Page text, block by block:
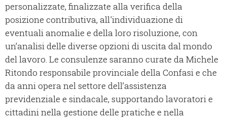
personalizzate, finalizzate alla verifica della
posizione contributiva, all'individuazione di
eventuali anomalie e della loro risoluzione, con
un’analisi delle diverse opzioni di uscita dal mondo
del lavoro. Le consulenze saranno curate da Michele
Ritondo responsabile provinciale della Confasi e che
da anni opera nel settore dell’assistenza
previdenziale e sindacale, supportando lavoratori e
cittadini nella gestione delle pratiche e nella